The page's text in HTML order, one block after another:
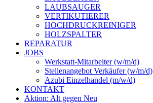
LAUBSAUGER
VERTIKUTIERER
HOCHDRUCKREINIGER
HOLZSPALTER
REPARATUR
JOBS
Werkstatt-Mitarbeiter (w/m/d)
Stellenangebot Verkäufer (w/m/d)
Azubi Einzelhandel (m/w/d)
KONTAKT
Aktion: Alt gegen Neu